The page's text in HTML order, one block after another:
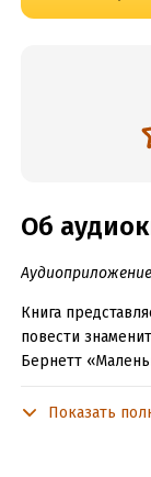
Об
Книга
повести
Бернетт
непростыми
Показать